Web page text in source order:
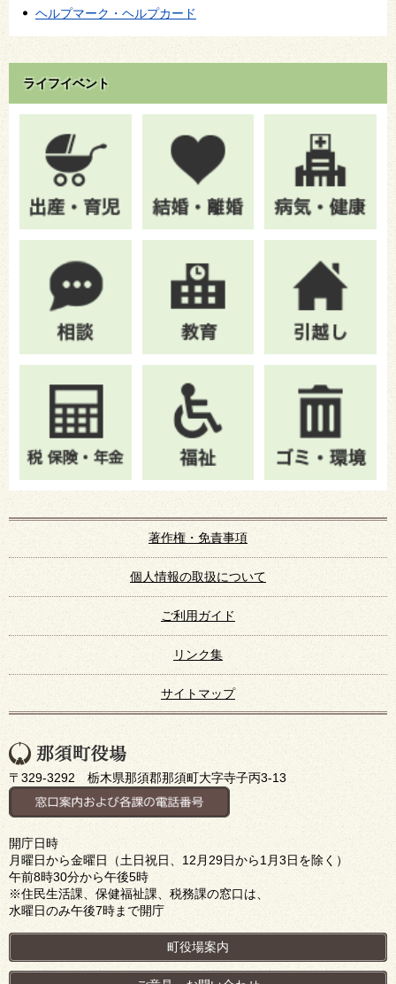
ヘルプマーク・ヘルプカード
ライフイベント
著作権・免責事項
個人情報の取扱について
ご利用ガイド
リンク集
サイトマップ
〒329-3292 栃木県那須郡那須町大字寺子丙3-13
開庁日時
月曜日から金曜日（土日祝日、12月29日から1月3日を除く）
午前8時30分から午後5時
※住民生活課、保健福祉課、税務課の窓口は、
水曜日のみ午後7時まで開庁
町役場案内